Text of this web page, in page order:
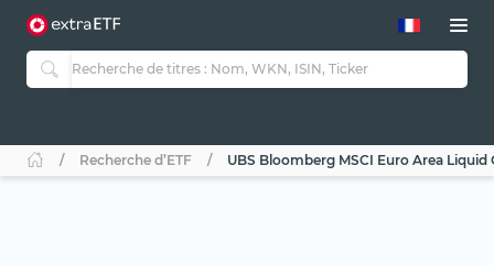
Recherche d’ETF UBS Bloomberg MSCI Euro Area Liquid